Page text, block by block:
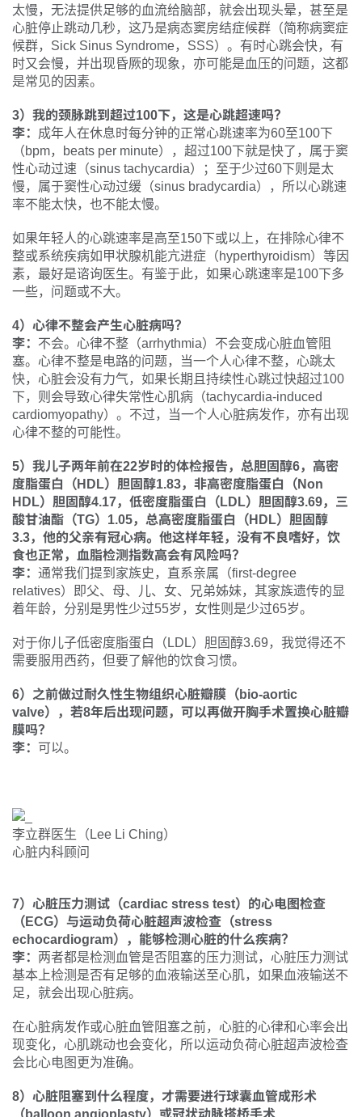
太慢，无法提供足够的血流给脑部，就会出现头晕，甚至是
心脏停止跳动几秒，这乃是病态窦房结症候群（简称病窦症
候群，Sick Sinus Syndrome，SSS）。有时心跳会快，有
时又会慢，并出现昏厥的现象，亦可能是血压的问题，这都
是常见的因素。
3）我的颈脉跳到超过100下，这是心跳超速吗？
李： 成年人在休息时每分钟的正常心跳速率为60至100下
（bpm，beats per minute），超过100下就是快了，属于窦
性心动过速（sinus tachycardia）；至于少过60下则是太
慢，属于窦性心动过缓（sinus bradycardia），所以心跳速
率不能太快，也不能太慢。
如果年轻人的心跳速率是高至150下或以上，在排除心律不
整或系统疾病如甲状腺机能亢进症（hyperthyroidism）等因
素，最好是谘询医生。有鉴于此，如果心跳速率是100下多
一些，问题或不大。
4）心律不整会产生心脏病吗？
李： 不会。心律不整（arrhythmia）不会变成心脏血管阻
塞。心律不整是电路的问题，当一个人心律不整，心跳太
快，心脏会没有力气，如果长期且持续性心跳过快超过100
下，则会导致心律失常性心肌病（tachycardia-induced
cardiomyopathy）。不过，当一个人心脏病发作，亦有出现
心律不整的可能性。
5）我儿子两年前在22岁时的体检报告，总胆固醇6，高密
度脂蛋白（HDL）胆固醇1.83，非高密度脂蛋白（Non
HDL）胆固醇4.17，低密度脂蛋白（LDL）胆固醇3.69，三
酸甘油酯（TG）1.05，总高密度脂蛋白（HDL）胆固醇
3.3，他的父亲有冠心病。他这样年轻，没有不良嗜好，饮
食也正常，血脂检测指数高会有风险吗？
李： 通常我们提到家族史，直系亲属（first-degree
relatives）即父、母、儿、女、兄弟姊妹，其家族遗传的显
着年龄，分别是男性少过55岁，女性则是少过65岁。
对于你儿子低密度脂蛋白（LDL）胆固醇3.69，我觉得还不
需要服用西药，但要了解他的饮食习惯。
6）之前做过耐久性生物组织心脏瓣膜（bio-aortic
valve），若8年后出现问题，可以再做开胸手术置换心脏瓣
膜吗？
李： 可以。
李立群医生（Lee Li Ching）
心脏内科顾问
7）心脏压力测试（cardiac stress test）的心电图检查
（ECG）与运动负荷心脏超声波检查（stress
echocardiogram），能够检测心脏的什么疾病？
李： 两者都是检测血管是否阻塞的压力测试，心脏压力测试
基本上检测是否有足够的血液输送至心肌，如果血液输送不
足，就会出现心脏病。
在心脏病发作或心脏血管阻塞之前，心脏的心律和心率会出
现变化，心肌跳动也会变化，所以运动负荷心脏超声波检查
会比心电图更为准确。
8）心脏阻塞到什么程度，才需要进行球囊血管成形术
（balloon angioplasty）或冠状动脉搭桥手术